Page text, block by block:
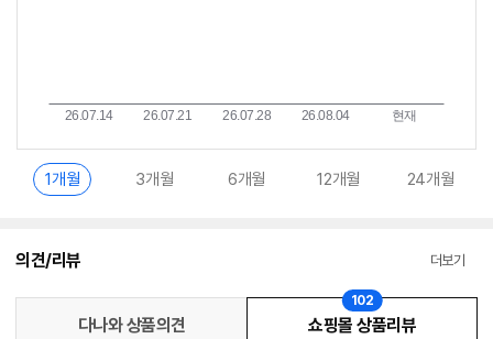
1개월 3개월 6개월 12개월 24개월
의견/리뷰 더보기
다나와 상품의견 쇼핑몰 상품리뷰
102